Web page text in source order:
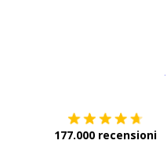
177.000 recensioni